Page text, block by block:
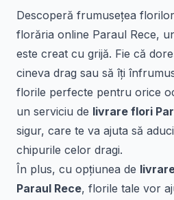
Descoperă frumusețea
florăria online Paraul Rece,
este creat cu grijă. Fie că
cineva drag sau să îți
florile perfecte pentru orice
un serviciu de livrare flori
sigur, care te va ajuta să
chipurile celor dragi.
În plus, cu opțiunea de
Paraul Rece, florile tale vor